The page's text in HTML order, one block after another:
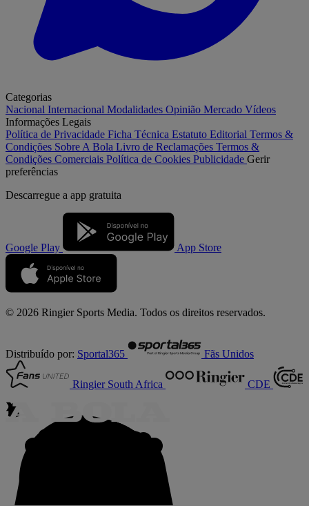
Categorias
Nacional Internacional Modalidades Opinião Mercado Vídeos
Informações Legais
Política de Privacidade Ficha Técnica Estatuto Editorial Termos &
Condições Sobre A Bola Livro de Reclamações Termos &
Condições Comerciais Política de Cookies Publicidade Gerir
preferências
Descarregue a app gratuita
Google Play App Store
© 2026 Ringier Sports Media. Todos os direitos reservados.
Distribuído por: Sportal365 Fãs Unidos
Ringier South Africa CDE